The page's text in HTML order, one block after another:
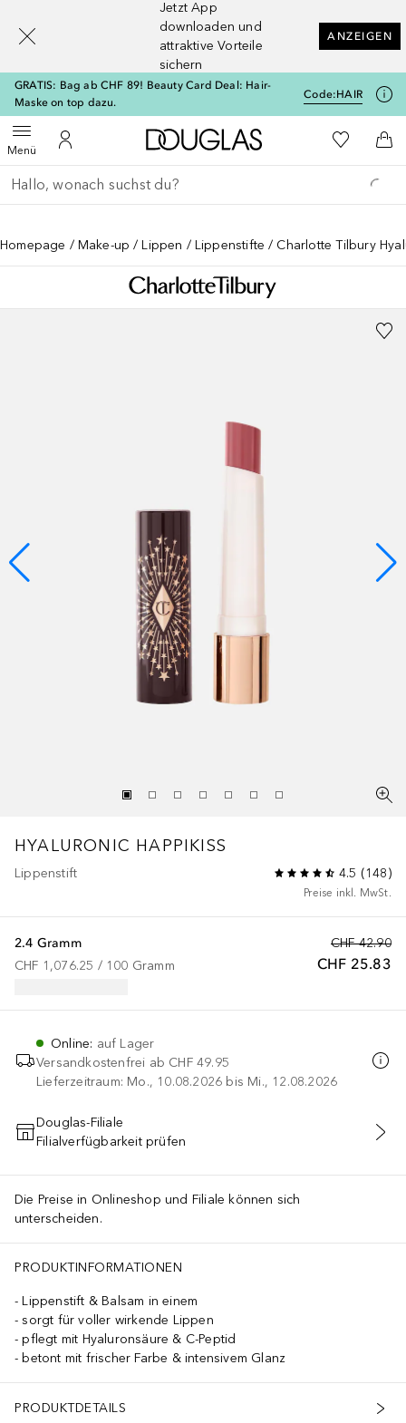
Jetzt App
downloaden und
attraktive Vorteile
sichern
ANZEIGEN
GRATIS: Bag ab CHF 89! Beauty Card Deal: Hair-
Maske on top dazu.
Code:HAIR
MenüMenü öffnenZu Meinem Kundenkonto
Zur Douglas Startseite
Zu Meiner
Gehe zurück
Suche ausführen
Homepage Make-up Lippen Lippenstifte Charlotte Tilbury
HYALURONIC HAPPIKISS
Lippenstift 4.5 (148)
Preise inkl. MwSt.
CHF 42.90
CHF 25.83
2.4 Gramm
CHF 1,076.25 / 100 Gramm
Online: auf Lager
Versandkostenfrei ab CHF 49.95
Lieferzeitraum: Mo., 10.08.2026 bis Mi., 12.08.2026
IN DEN WARENKORB
Douglas-Filiale
Filialverfügbarkeit prüfen
Die Preise in Onlineshop und Filiale können sich
unterscheiden.
PRODUKTINFORMATIONEN
Lippenstift & Balsam in einem
sorgt für voller wirkende Lippen
pflegt mit Hyaluronsäure & C-Peptid
betont mit frischer Farbe & intensivem Glanz
PRODUKTDETAILS
[navigation.slideout.screenreader]